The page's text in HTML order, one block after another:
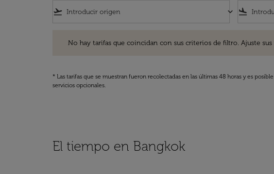
flight_takeoff keyboard_arrow_down flight_land
No hay tarifas que coincidan con sus criterios de filtro. Ajuste sus
* Las tarifas que se muestran fueron recolectadas en las últimas 48 horas y es
servicios opcionales.
El tiempo en Bangkok